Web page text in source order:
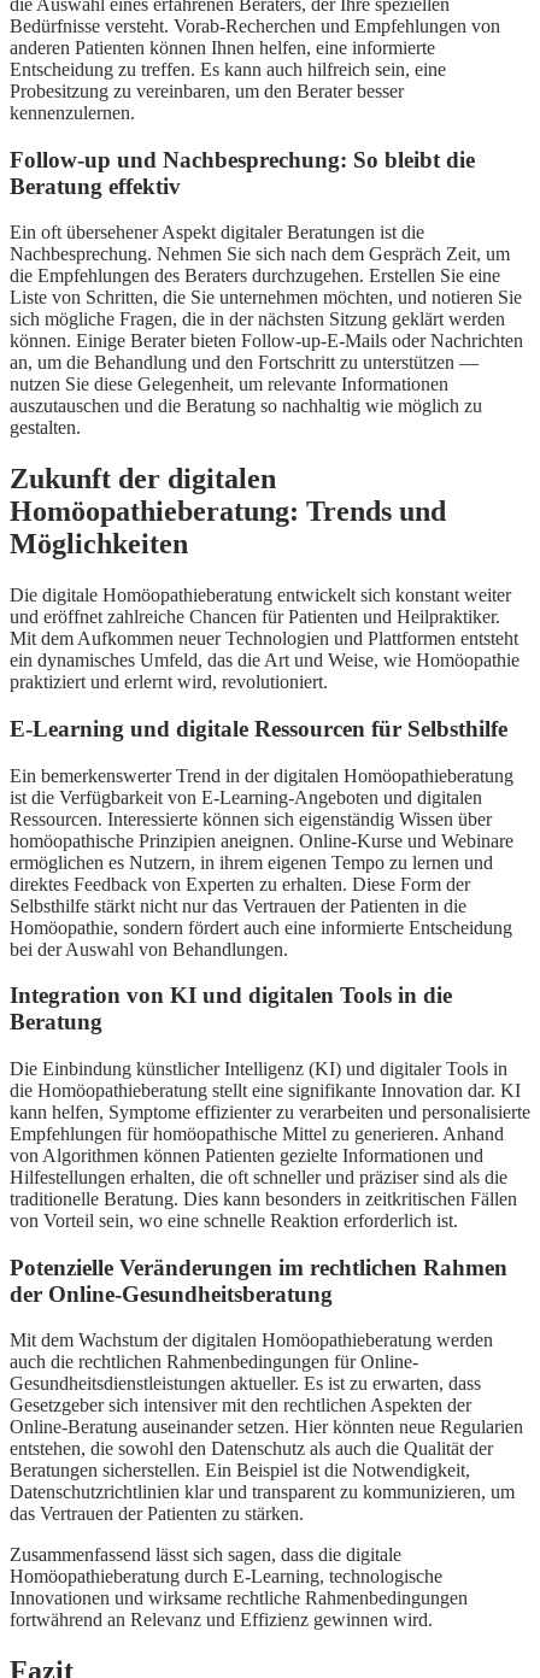
Bedürfnisse versteht. Vorab-Recherchen und Empfehlungen von
anderen Patienten können Ihnen helfen, eine informierte
Entscheidung zu treffen. Es kann auch hilfreich sein, eine
Probesitzung zu vereinbaren, um den Berater besser
kennenzulernen.
Follow-up und Nachbesprechung: So bleibt die
Beratung effektiv
Ein oft übersehener Aspekt digitaler Beratungen ist die
Nachbesprechung. Nehmen Sie sich nach dem Gespräch Zeit, um
die Empfehlungen des Beraters durchzugehen. Erstellen Sie eine
Liste von Schritten, die Sie unternehmen möchten, und notieren Sie
sich mögliche Fragen, die in der nächsten Sitzung geklärt werden
können. Einige Berater bieten Follow-up-E-Mails oder Nachrichten
an, um die Behandlung und den Fortschritt zu unterstützen —
nutzen Sie diese Gelegenheit, um relevante Informationen
auszutauschen und die Beratung so nachhaltig wie möglich zu
gestalten.
Zukunft der digitalen
Homöopathieberatung: Trends und
Möglichkeiten
Die digitale Homöopathieberatung entwickelt sich konstant weiter
und eröffnet zahlreiche Chancen für Patienten und Heilpraktiker.
Mit dem Aufkommen neuer Technologien und Plattformen entsteht
ein dynamisches Umfeld, das die Art und Weise, wie Homöopathie
praktiziert und erlernt wird, revolutioniert.
E-Learning und digitale Ressourcen für Selbsthilfe
Ein bemerkenswerter Trend in der digitalen Homöopathieberatung
ist die Verfügbarkeit von E-Learning-Angeboten und digitalen
Ressourcen. Interessierte können sich eigenständig Wissen über
homöopathische Prinzipien aneignen. Online-Kurse und Webinare
ermöglichen es Nutzern, in ihrem eigenen Tempo zu lernen und
direktes Feedback von Experten zu erhalten. Diese Form der
Selbsthilfe stärkt nicht nur das Vertrauen der Patienten in die
Homöopathie, sondern fördert auch eine informierte Entscheidung
bei der Auswahl von Behandlungen.
Integration von KI und digitalen Tools in die
Beratung
Die Einbindung künstlicher Intelligenz (KI) und digitaler Tools in
die Homöopathieberatung stellt eine signifikante Innovation dar. KI
kann helfen, Symptome effizienter zu verarbeiten und personalisierte
Empfehlungen für homöopathische Mittel zu generieren. Anhand
von Algorithmen können Patienten gezielte Informationen und
Hilfestellungen erhalten, die oft schneller und präziser sind als die
traditionelle Beratung. Dies kann besonders in zeitkritischen Fällen
von Vorteil sein, wo eine schnelle Reaktion erforderlich ist.
Potenzielle Veränderungen im rechtlichen Rahmen
der Online-Gesundheitsberatung
Mit dem Wachstum der digitalen Homöopathieberatung werden
auch die rechtlichen Rahmenbedingungen für Online-
Gesundheitsdienstleistungen aktueller. Es ist zu erwarten, dass
Gesetzgeber sich intensiver mit den rechtlichen Aspekten der
Online-Beratung auseinander setzen. Hier könnten neue Regularien
entstehen, die sowohl den Datenschutz als auch die Qualität der
Beratungen sicherstellen. Ein Beispiel ist die Notwendigkeit,
Datenschutzrichtlinien klar und transparent zu kommunizieren, um
das Vertrauen der Patienten zu stärken.
Zusammenfassend lässt sich sagen, dass die digitale
Homöopathieberatung durch E-Learning, technologische
Innovationen und wirksame rechtliche Rahmenbedingungen
fortwährend an Relevanz und Effizienz gewinnen wird.
Fazit